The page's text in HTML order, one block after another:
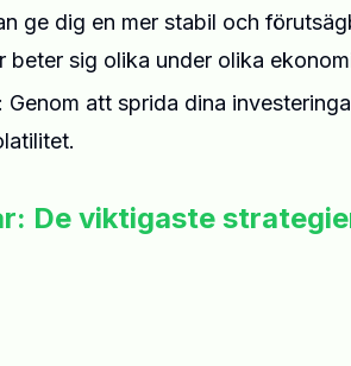
ge dig en mer stabil och
sig olika under olika
: Genom att sprida dina
De viktigaste